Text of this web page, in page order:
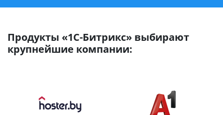
Продукты «1С-Битрикс» выбирают
крупнейшие компании: